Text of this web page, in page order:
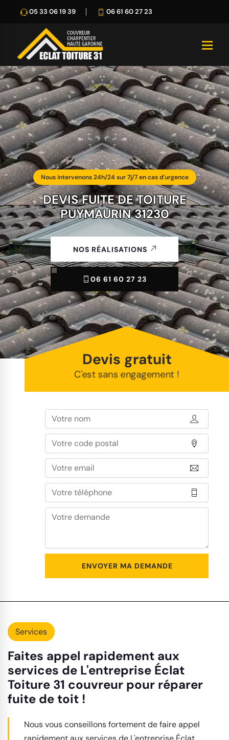
05 33 06 19 39 06 61 60 27 23
Nous intervenons 24h/24 sur 7j/7 en cas d'urgence
DEVIS FUITE DE TOITURE
PUYMAURIN 31230
NOS RÉALISATIONS
06 61 60 27 23
Devis gratuit
C'est sans engagement !
Services
Faites appel rapidement aux
services de L'entreprise Éclat
Toiture 31 couvreur pour réparer
fuite de toit !
Nous vous conseillons fortement de faire appel